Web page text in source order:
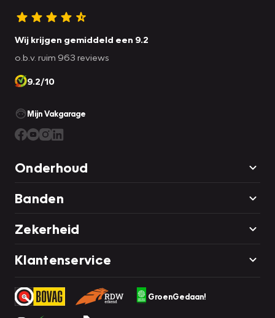
Wij krijgen gemiddeld een 9.2
o.b.v. ruim 963 reviews
9.2/10
Mijn Vakgarage
Onderhoud
Banden
Zekerheid
Klantenservice
GroenGedaan!